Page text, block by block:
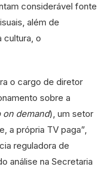
considerável fonte
além de
cultura, o
o cargo de diretor
sobre a
on demand), um setor
a própria TV paga”,
reguladora de
análise na Secretaria